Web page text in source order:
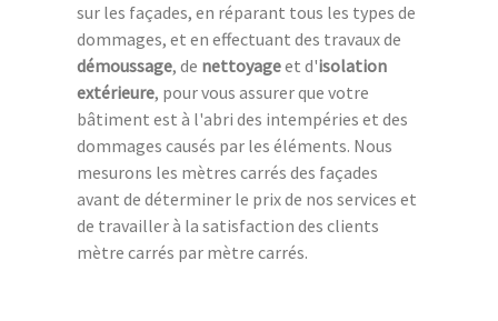
sur les façades, en réparant tous les types de
dommages, et en effectuant des travaux de
démoussage, de nettoyageet d'isolation
extérieure, pour vous assurer que votre
bâtiment est à l'abri des intempéries et des
dommages causés par les éléments. Nous
mesurons les mètres carrés des façades
avant de déterminer le prix de nos services et
de travailler à la satisfaction des clients
mètre carrés par mètre carrés.